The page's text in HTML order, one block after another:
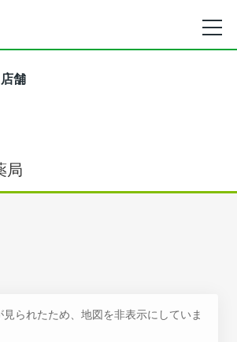
舗
局
られたため、地図を非表示にしていま